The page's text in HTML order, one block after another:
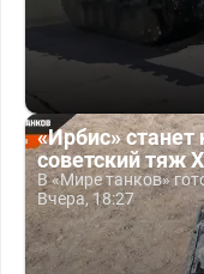
«Ирбис»
советский тяж
В «Мире танков»
Вчера, 18:27